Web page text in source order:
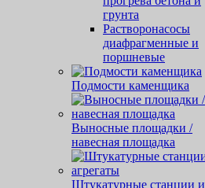
грунта
Растворонасосы
диафрагменные и
поршневые
Подмости каменщика
Выносные площадки /
навесная площадка
Штукатурные станции и